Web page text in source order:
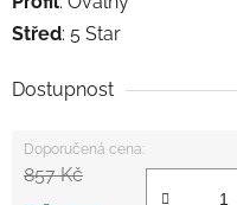
Střed: 5 Star
Dostupnost
857 Kč